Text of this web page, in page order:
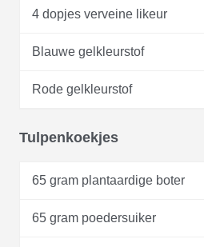
4 dopjes verveine likeur
Blauwe gelkleurstof
Rode gelkleurstof
Tulpenkoekjes
65 gram plantaardige boter
65 gram poedersuiker